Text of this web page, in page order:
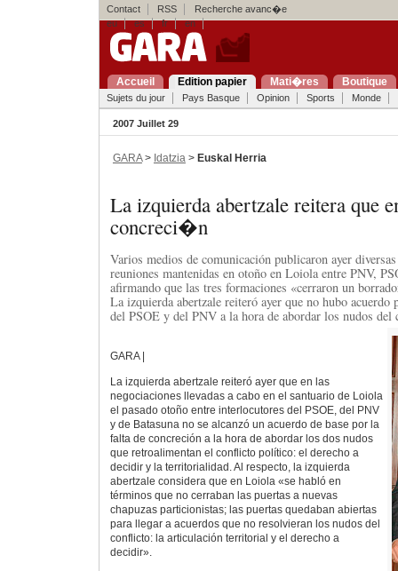
Contact RSS
Recherche avanc�e
eu
es fr en
Accueil Edition papier Mati�res Boutique
Sujets du jour Pays Basque Opinion Sports Monde
2007 Juillet 29
GARA> Idatzia > Euskal Herria
La izquierda abertzale reitera que
concreci�n
Varios medios de comunicación publicaron ayer
reuniones mantenidas en otoño en Loiola entre PNV,
afirmando que las tres formaciones «cerraron un
La izquierda abertzale reiteró ayer que no hubo acuerdo
del PSOE y del PNV a la hora de abordar los nudos del
GARA |
La izquierda abertzale reiteró ayer que en las
negociaciones llevadas a cabo en el santuario de Loiola
el pasado otoño entre interlocutores del PSOE, del PNV
y de Batasuna no se alcanzó un acuerdo de base por la
falta de concreción a la hora de abordar los dos nudos
que retroalimentan el conflicto político: el derecho a
decidir y la territorialidad. Al respecto, la izquierda
abertzale considera que en Loiola «se habló en
términos que no cerraban las puertas a nuevas
chapuzas particionistas; las puertas quedaban abiertas
para llegar a acuerdos que no resolvieran los nudos del
conflicto: la articulación territorial y el derecho a
decidir».